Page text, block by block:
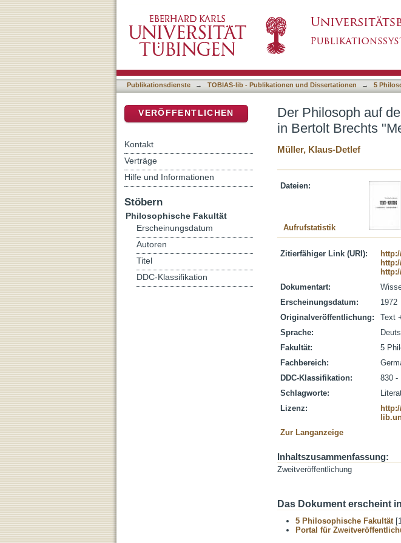
"Messingkauf"
Publikationsdienste → TOBIAS-lib - Publikationen und Dissertationen → 5
Der Philosoph auf
in Bertolt Brechts
Müller, Klaus-Detlef
Dateien:
Aufrufstatistik
Zitierfähiger Link (URI):
Dokumentart:
Erscheinungsdatum:
1972
Originalveröffentlichung:
Text
Sprache:
Fakultät:
5
Fachbereich:
DDC-Klassifikation:
830 -
Schlagworte:
Lizenz:
Zur Langanzeige
Inhaltszusammenfassung:
Zweitveröffentlichung
Das Dokument erscheint
5 Philosophische Fakultät
Portal für
VERÖFFENTLICHEN
Kontakt
Verträge
Hilfe und Informationen
Stöbern
Philosophische Fakultät
Erscheinungsdatum
Autoren
Titel
DDC-Klassifikation